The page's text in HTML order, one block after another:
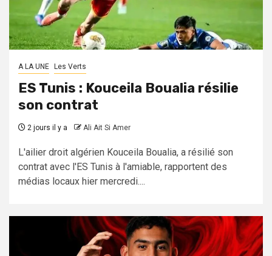
A LA UNE Les Verts
ES Tunis : Kouceila Boualia résilie
son contrat
2 jours il y a Ali Ait Si Amer
L'ailier droit algérien Kouceila Boualia, a résilié son
contrat avec l'ES Tunis à l'amiable, rapportent des
médias locaux hier mercredi....